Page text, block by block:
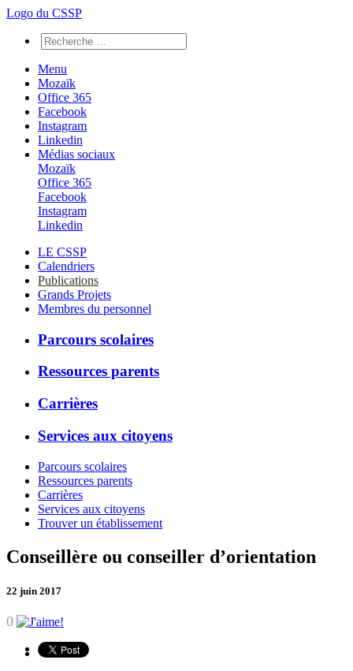
Logo du CSSP
Menu
Mozaïk
Office 365
Facebook
Instagram
Linkedin
Médias sociaux
Mozaïk
Office 365
Facebook
Instagram
Linkedin
LE CSSP
Calendriers
Publications
Grands Projets
Membres du personnel
Parcours scolaires
Ressources parents
Carrières
Services aux citoyens
Parcours scolaires
Ressources parents
Carrières
Services aux citoyens
Trouver un établissement
Conseillère ou conseiller d’orientation
22 juin 2017
0